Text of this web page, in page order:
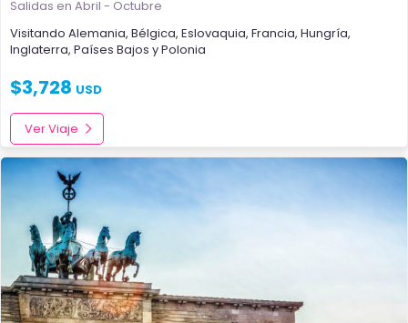
Salidas en Abril - Octubre
Visitando Alemania, Bélgica, Eslovaquia, Francia, Hungría,
Inglaterra, Países Bajos yPolonia
$3,728 USD
Ver Viaje